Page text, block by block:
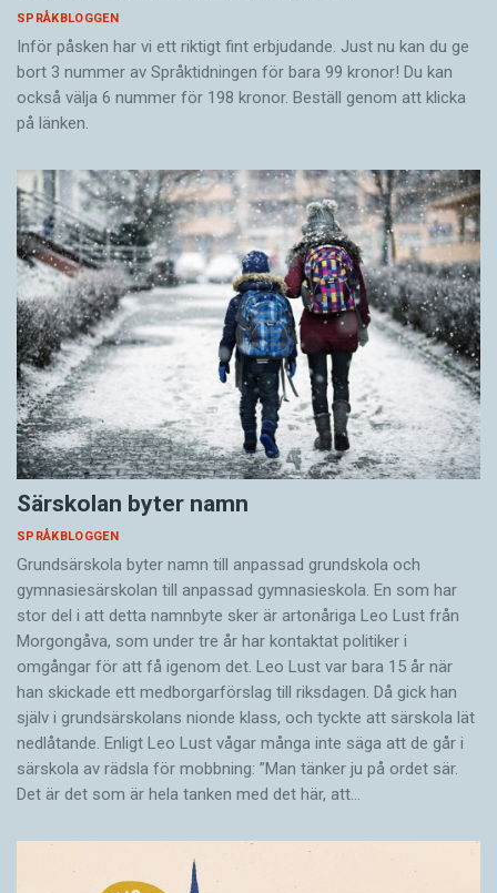
SPRÅKBLOGGEN
Inför påsken har vi ett riktigt fint erbjudande. Just nu kan du ge
bort 3 nummer av Språktidningen för bara 99 kronor! Du kan
också välja 6 nummer för 198 kronor. Beställ genom att klicka
på länken.
Särskolan byter namn
SPRÅKBLOGGEN
Grundsärskola byter namn till anpassad grundskola och
gymnasiesärskolan till anpassad gymnasieskola. En som har
stor del i att detta namnbyte sker är artonåriga Leo Lust från
Morgongåva, som under tre år har kontaktat politiker i
omgångar för att få igenom det. Leo Lust var bara 15 år när
han skickade ett medborgarförslag till riksdagen. Då gick han
själv i grundsärskolans nionde klass, och tyckte att särskola lät
nedlåtande. Enligt Leo Lust vågar många inte säga att de går i
särskola av rädsla för mobbning: ”Man tänker ju på ordet sär.
Det är det som är hela tanken med det här, att…